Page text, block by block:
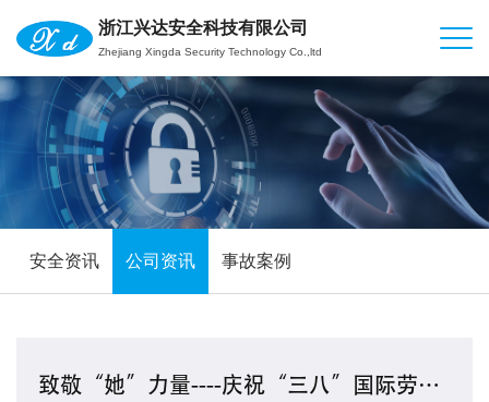
浙江兴达安全科技有限公司
Zhejiang Xingda Security Technology Co.,ltd
安全资讯 公司资讯 事故案例
致敬“她”力量----庆祝“三八”国际劳动妇女节